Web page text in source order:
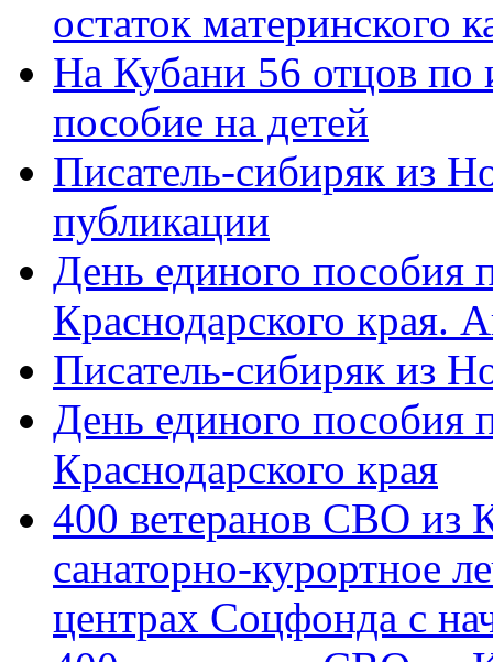
остаток материнского
На Кубани 56 отцов по
пособие на детей
Писатель-сибиряк из
публикации
День единого пособия
Краснодарского края.
Писатель-сибиряк из
День единого пособия
Краснодарского края
400 ветеранов СВО из
санаторно-курортное
центрах Соцфонда с